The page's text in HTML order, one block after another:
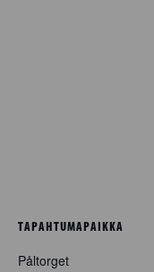
TAPAHTUMAPAIKKA
Påltorget